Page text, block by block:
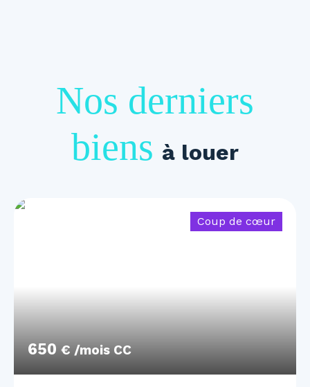
Nos derniers
biens à louer
650 € /mois CC
Coup de cœur